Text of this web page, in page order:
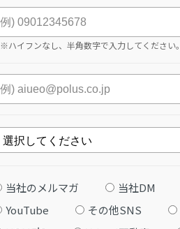
※ハイフンなし、半角数字で入力してください。
当社のメルマガ 当社DM
YouTube
その他SNS